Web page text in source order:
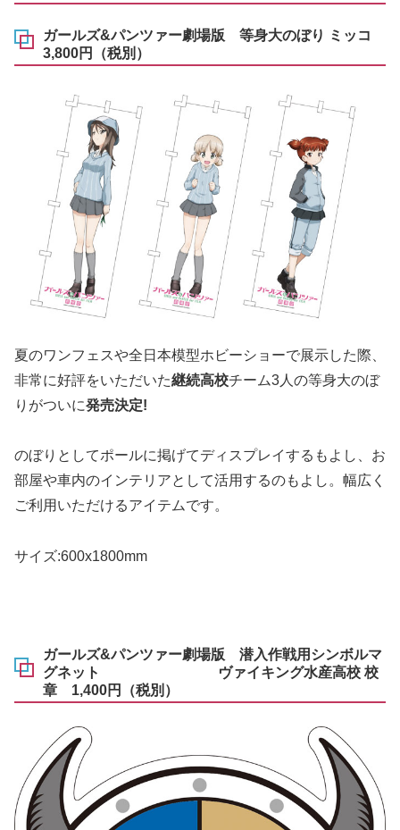
ガールズ&パンツァー劇場版 等身大のぼり ミッコ
3,800円（税別）
夏のワンフェスや全日本模型ホビーショーで展示した際、
非常に好評をいただいた継続高校チーム3人の等身大のぼ
りがついに発売決定!
のぼりとしてポールに掲げてディスプレイするもよし、お
部屋や車内のインテリアとして活用するのもよし。幅広く
ご利用いただけるアイテムです。
サイズ:600x1800mm
ガールズ&パンツァー劇場版 潜入作戦用シンボルマ
グネット ヴァイキング水産高校 校
章 1,400円（税別）